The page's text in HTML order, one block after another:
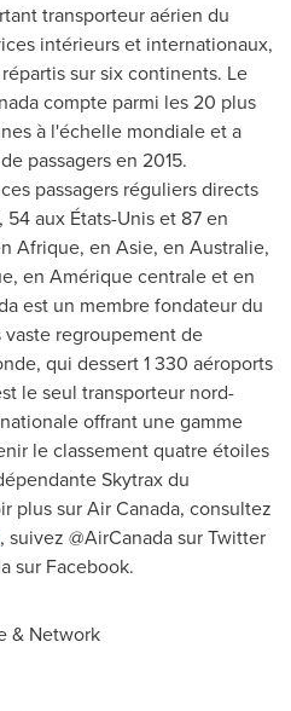
transporteur aérien du
intérieurs et internationaux,
sur six continents. Le
compte parmi les 20 plus
à l'échelle mondiale et a
passagers en 2015.
passagers réguliers directs
, 54 aux États-Unis et 87 en
Afrique, en Asie, en Australie,
en Amérique centrale et en
est un membre fondateur du
regroupement de
qui dessert 1 330 aéroports
le seul transporteur nord-
offrant une gamme
le classement quatre étoiles
Skytrax du
plus sur Air Canada, consultez
, suivez @AirCanada sur Twitter
sur Facebook.
& Network